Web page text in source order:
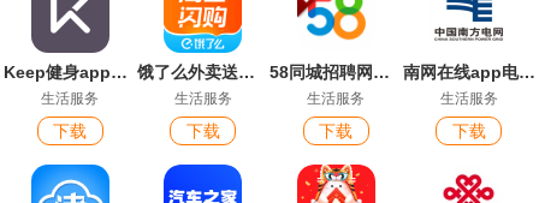
Keep健身app官方版
生活服务
下载
饿了么外卖送餐app(淘宝闪购)
生活服务
下载
58同城招聘网找工作app安卓版
生活服务
下载
南网在线app电费查缴软件
生活服务
下载